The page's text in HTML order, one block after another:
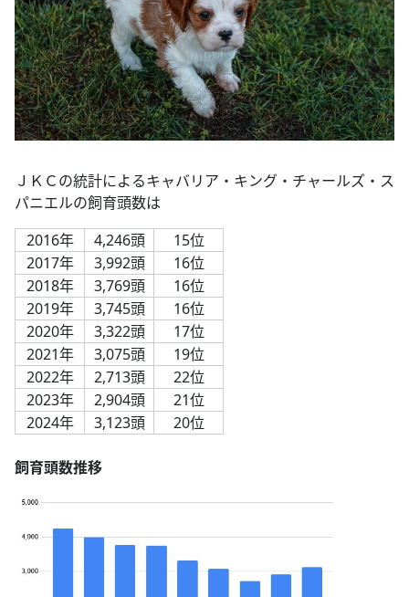
ＪＫＣの統計によるキャバリア・キング・チャールズ・ス
パニエルの飼育頭数は
2016年
4,246頭
15位
2017年
3,992頭
16位
2018年
3,769頭
16位
2019年
3,745頭
16位
2020年
3,322頭
17位
2021年
3,075頭
19位
2022年
2,713頭
22位
2023年
2,904頭
21位
2024年
3,123頭 20位
飼育頭数推移